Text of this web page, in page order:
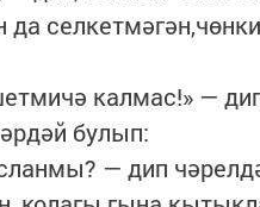
да
калмас!» —
булып:
— дип